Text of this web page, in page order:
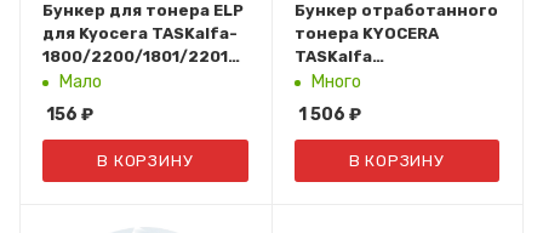
Бункер для тонера ELP
для Kyocera TASKalfa-
1800/2200/1801/2201
(WT-4105) ELP-WT-4105
Мало
156 ₽
В КОРЗИНУ
Бункер отработанного
тонера KYOCERA
TASKalfa
4002i/5002i/6002i/2552ci/
40K (WT-
8500/1902ND0UN0)
Много
1 506 ₽
В КОРЗИНУ